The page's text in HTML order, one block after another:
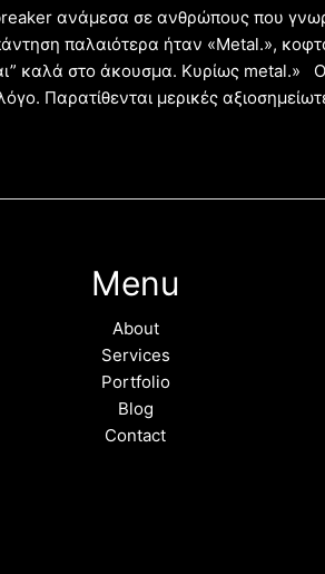
ανάμεσα σε ανθρώπους που
παλαιότερα ήταν «Metal.»,
καλά στο άκουσμα. Κυρίως metal.»
Παρατίθενται μερικές
Menu
About
Services
Portfolio
Blog
Contact